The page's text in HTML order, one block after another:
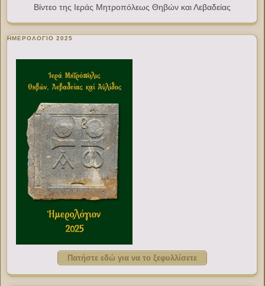
Βίντεο της Ιεράς Μητροπόλεως Θηβών και Λεβαδείας
ΗΜΕΡΟΛΟΓΙΟ 2025
Πατήστε εδώ για να το ξεφυλλίσετε